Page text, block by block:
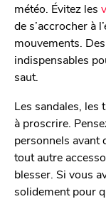
météo. Évitez les
de s’accrocher à
mouvements.
indispensables
saut.
Les sandales, les
à proscrire.
personnels avant
tout autre
blesser. Si vous
solidement pour